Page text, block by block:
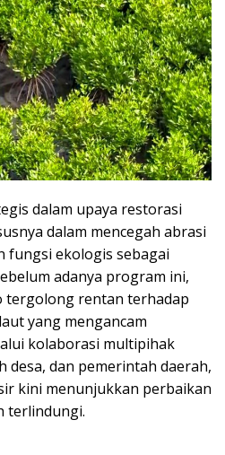
dalam upaya restorasi
dalam mencegah abrasi
fungsi ekologis sebagai
adanya program ini,
tergolong rentan terhadap
yang mengancam
kolaborasi multipihak
desa, dan pemerintah daerah,
kini menunjukkan perbaikan
terlindungi.